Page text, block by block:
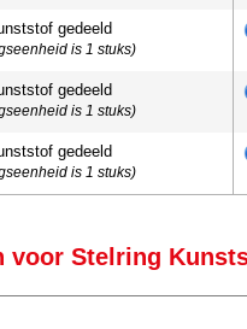
gedeeld
is 1 stuks)
gedeeld
is 1 stuks)
gedeeld
is 1 stuks)
voor Stelring